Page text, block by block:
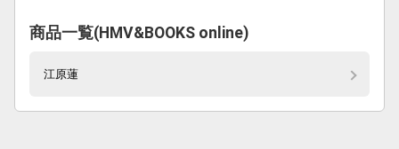
商品一覧(HMV&BOOKS online)
江原蓮